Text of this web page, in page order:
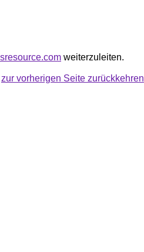
weiterzuleiten.
zur vorherigen Seite zurückkehren